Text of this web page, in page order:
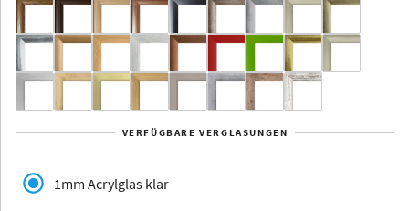
Yukon Alaska
VERFÜGBARE VERGLASUNGEN
1mm Acrylglas klar